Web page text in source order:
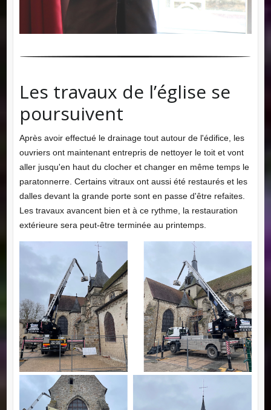
Les travaux de l’église se
poursuivent
Après avoir effectué le drainage tout autour de l'édifice, les
ouvriers ont maintenant entrepris de nettoyer le toit et vont
aller jusqu'en haut du clocher et changer en même temps le
paratonnerre. Certains vitraux ont aussi été restaurés et les
dalles devant la grande porte sont en passe d'être refaites.
Les travaux avancent bien et à ce rythme, la restauration
extérieure sera peut-être terminée au printemps.